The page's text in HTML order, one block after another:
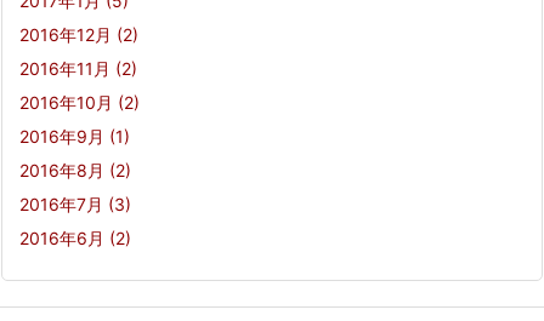
2016年12月 (2)
2016年11月 (2)
2016年10月 (2)
2016年9月 (1)
2016年8月 (2)
2016年7月 (3)
2016年6月 (2)